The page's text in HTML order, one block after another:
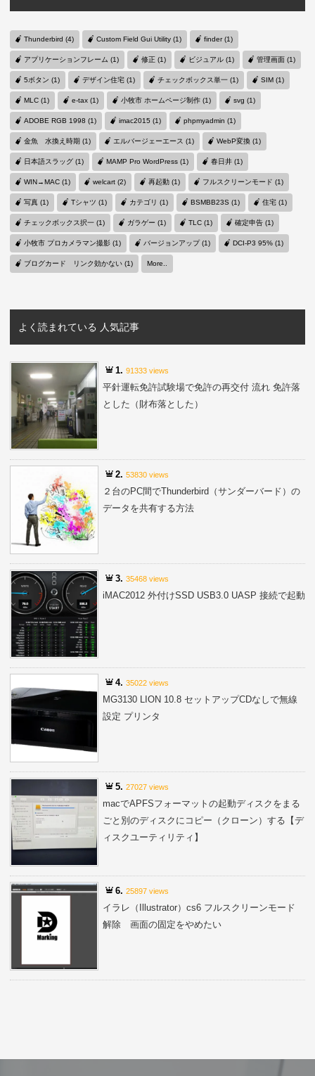
Thunderbird (4) Custom Field Gui Utility (1) finder (1)
アプリケーションフレーム (1) 修正 (1) ビジュアル (1) 管理画面 (1)
5ボタン (1) デザイン住宅 (1) チェックボックス単一 (1) SIM (1)
MLC (1) e-tax (1) 小牧市 ホームページ制作 (1) svg (1)
ADOBE RGB 1998 (1) imac2015 (1) phpmyadmin (1)
金魚 水換え時期 (1) エルバージェーエース (1) WebP変換 (1)
日本語スラッグ (1) MAMP Pro WordPress (1) 春日井 (1)
WIN→MAC (1) welcart (2) 再起動 (1) フルスクリーンモード (1)
写真 (1) Tシャツ (1) カテゴリ (1) BSMBB23S (1) 住宅 (1)
チェックボックス択一 (1) ガラゲー (1) TLC (1) 確定申告 (1)
小牧市 プロカメラマン撮影 (1) バージョンアップ (1) DCI-P3 95% (1)
ブログカード リンク効かない (1) More..
よく読まれている 人気記事
1.91333 views
平針運転免許試験場で免許の再交付 流れ 免許落
とした（財布落とした）
2.53830 views
２台のPC間でThunderbird（サンダーバード）の
データを共有する方法
3.35468 views
iMAC2012 外付けSSD USB3.0 UASP 接続で起動
4.35022 views
MG3130 LION 10.8 セットアップCDなしで無線
設定 プリンタ
5.27027 views
macでAPFSフォーマットの起動ディスクをまる
ごと別のディスクにコピー（クローン）する【デ
ィスクユーティリティ】
6.25897 views
イラレ（Illustrator）cs6 フルスクリーンモード
解除 画面の固定をやめたい